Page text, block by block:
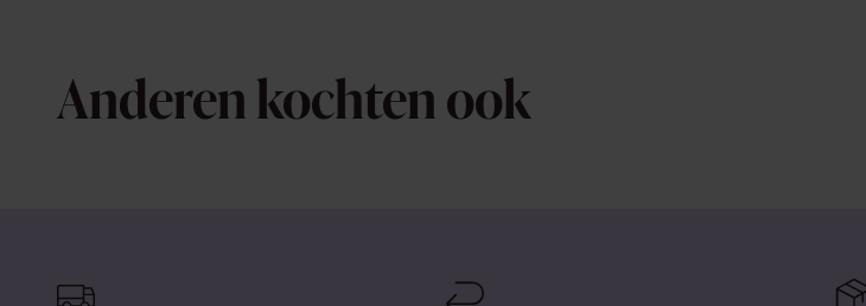
Anderen kochten ook